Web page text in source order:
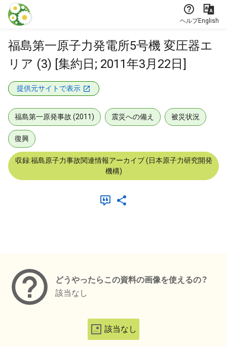
本文に飛ぶ
ヘルプEnglish
福島第一原子力発電所5号機 変圧器エ
リア (3) [集約日; 2011年3月22日]
提供元サイトで表示
福島第一原発事故 (2011) 震災への備え 被災状況
復興
収録:福島原子力事故関連情報アーカイブ (日本原子力研究開発
機構)
どうやったらこの資料の画像を使えるの？
該当なし
該当なし